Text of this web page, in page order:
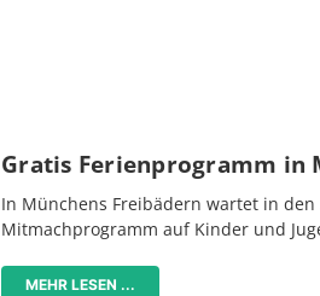
Gratis Ferienprogramm in
In Münchens Freibädern wartet in
Mitmachprogramm auf Kinder und
MEHR LESEN ...